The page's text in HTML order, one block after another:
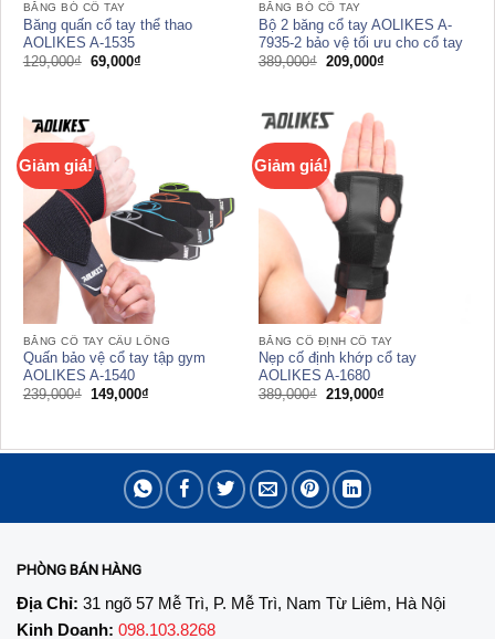
BĂNG BÓ CỔ TAY
Băng quấn cổ tay thể thao
AOLIKES A-1535
129,000₫ Giá
gốc
69,000₫Giá
BĂNG BÓ CỔ TAY
Bộ 2 băng cổ tay AOLIKES A-
7935-2 bảo vệ tối ưu cho cổ tay
389,000₫ Giá
209,000₫Giá
Giảm giá!
BĂNG CỔ TAY CẦU LÔNG
Quấn bảo vệ cổ tay tập gym
AOLIKES A-1540
239,000₫ Giá
149,000₫Giá
149,000₫.
Giảm giá!
BĂNG CỐ ĐỊNH CỔ TAY
Nẹp cố định khớp cổ tay
AOLIKES A-1680
389,000₫ Giá
219,000₫Giá
219,000₫.
PHÒNG BÁN HÀNG
Địa Chỉ: 31 ngõ 57 Mễ Trì, P. Mễ Trì, Nam Từ Liêm, Hà Nội
Kinh Doanh: 098.103.8268